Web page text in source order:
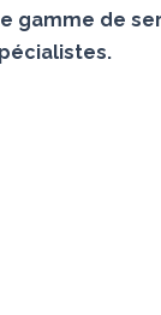
gamme de